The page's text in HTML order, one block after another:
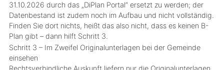
31.10.2026 durch das „DiPlan Portal“ ersetztzu werden; der
Datenbestand ist zudem noch im Aufbau und nicht vollständig.
Finden Sie dort nichts, heißt das also nicht, dass es keinen B-
Plan gibt – dann hilft Schritt 3.
Schritt 3 – Im Zweifel Originalunterlagen bei der Gemeinde
einsehen
Rechtsverbindliche Auskunft liefern nur die Originalunterlagen